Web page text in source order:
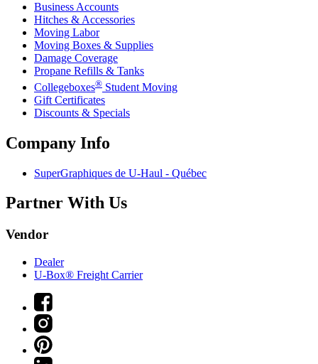
Business Accounts
Hitches & Accessories
Moving Labor
Moving Boxes & Supplies
Damage Coverage
Propane Refills & Tanks
Collegeboxes® Student Moving
Gift Certificates
Discounts & Specials
Company Info
SuperGraphiques de U-Haul - Québec
Partner With Us
Vendor
Dealer
U-Box® Freight Carrier